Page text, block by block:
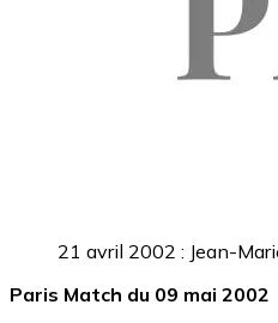
21 avril 2002 : Jean-
Paris Match du 09 mai 2002